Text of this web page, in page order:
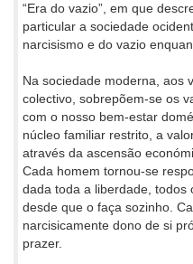
“Era do vazio”, em que
particular a sociedade
narcisismo e do vazio
Na sociedade moderna, aos
colectivo, sobrepõem-se os
com o nosso bem-estar
núcleo familiar restrito, a
através da ascensão
Cada homem tornou-se
dada toda a liberdade,
desde que o faça sozinho.
narcisicamente dono de si
prazer.